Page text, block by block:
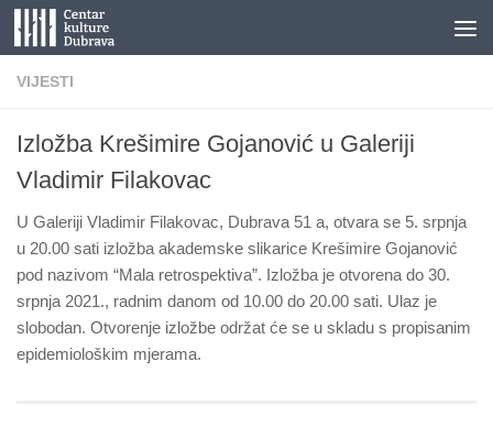
Skip to content
VIJESTI
Izložba Krešimire Gojanović u Galeriji
Vladimir Filakovac
U Galeriji Vladimir Filakovac, Dubrava 51 a, otvara se 5. srpnja
u 20.00 sati izložba akademske slikarice Krešimire Gojanović
pod nazivom “Mala retrospektiva”. Izložba je otvorena do 30.
srpnja 2021., radnim danom od 10.00 do 20.00 sati. Ulaz je
slobodan. Otvorenje izložbe održat će se u skladu s propisanim
epidemiološkim mjerama.